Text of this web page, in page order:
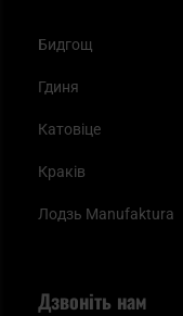
Бидгощ
Гдиня
Катовіце
Краків
Лодзь Manufaktura
Дзвоніть нам